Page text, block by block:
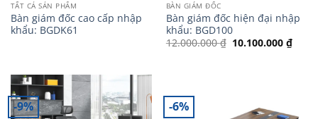
TẤT CẢ SẢN PHẨM
Bàn giám đốc cao cấp nhập
khẩu: BGDK61
BÀN GIÁM ĐỐC
Bàn giám đốc hiện đại nhập
khẩu: BGD100
12.000.000₫ Giá
10.100.000 ₫Giá
hiện
-9% -6%